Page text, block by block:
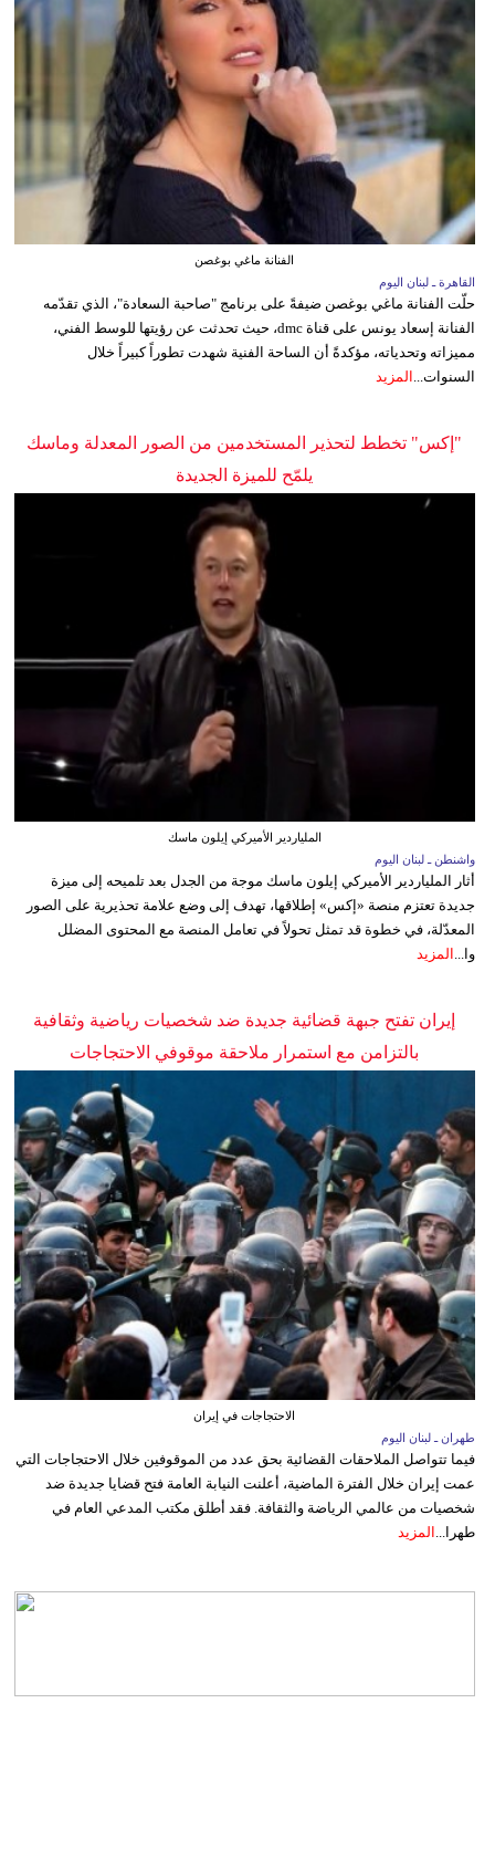
الفنانة ماغي بوغصن
القاهرة ـ لبنان اليوم
حلّت الفنانة ماغي بوغصن ضيفةً على برنامج "صاحبة السعادة"، الذي تقدّمه
الفنانة إسعاد يونس على قناة dmc، حيث تحدثت عن رؤيتها للوسط الفني،
مميزاته وتحدياته، مؤكدةً أن الساحة الفنية شهدت تطوراً كبيراً خلال
السنوات... المزيد
"إكس" تخطط لتحذير المستخدمين من الصور المعدلة وماسك
يلمّح للميزة الجديدة
الملياردير الأميركي إيلون ماسك
واشنطن ـ لبنان اليوم
أثار الملياردير الأميركي إيلون ماسك موجة من الجدل بعد تلميحه إلى ميزة
جديدة تعتزم منصة «إكس» إطلاقها، تهدف إلى وضع علامة تحذيرية على الصور
المعدّلة، في خطوة قد تمثل تحولاً في تعامل المنصة مع المحتوى المضلل
وا... المزيد
إيران تفتح جبهة قضائية جديدة ضد شخصيات رياضية وثقافية
بالتزامن مع استمرار ملاحقة موقوفي الاحتجاجات
الاحتجاجات في إيران
طهران ـ لبنان اليوم
فيما تتواصل الملاحقات القضائية بحق عدد من الموقوفين خلال الاحتجاجات التي
عمت إيران خلال الفترة الماضية، أعلنت النيابة العامة فتح قضايا جديدة ضد
شخصيات من عالمي الرياضة والثقافة. فقد أطلق مكتب المدعي العام في
طهرا... المزيد